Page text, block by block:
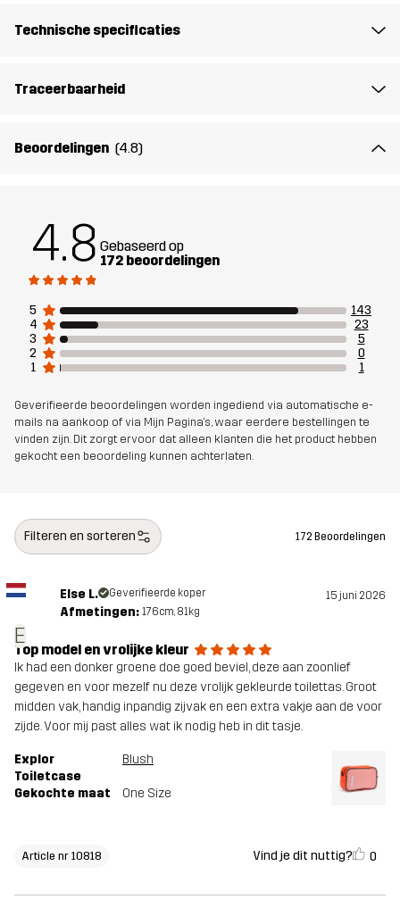
Gewicht 127g
voor
Artikelnummer 10818_2895
Technische specificaties
Traceerbaarheid
Beoordelingen (4.8)
4.8 Gebaseerd op
172 beoordelingen
5
143
4
23
3
5
2
0
1
1
Geverifieerde beoordelingen worden ingediend via automatische e-
mails na aankoop of via Mijn Pagina's, waar eerdere bestellingen te
vinden zijn. Dit zorgt ervoor dat alleen klanten die het product hebben
gekocht een beoordeling kunnen achterlaten.
Filteren en sorteren 172 Beoordelingen
E
Else L. Geverifieerde koper 15 juni 2026
Afmetingen: 176cm, 81kg
Top model en vrolijke kleur
Ik had een donker groene doe goed beviel, deze aan zoonlief
gegeven en voor mezelf nu deze vrolijk gekleurde toilettas. Groot
midden vak, handig inpandig zijvak en een extra vakje aan de voor
zijde. Voor mij past alles wat ik nodig heb in dit tasje.
Explor
Toiletcase
Blush
Gekochte maat One Size
Article nr 10818 Vind je dit nuttig? 0